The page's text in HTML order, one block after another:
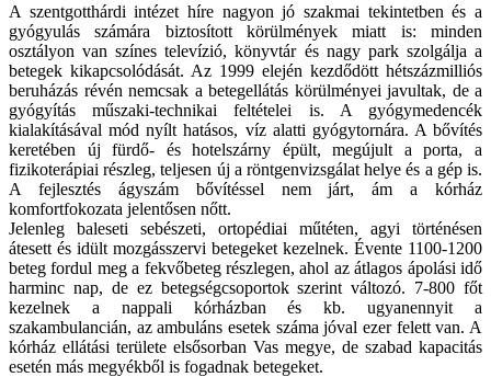
A szentgotthárdi intézet híre nagyon jó szakmai tekintetben és a
gyógyulás számára biztosított körülmények miatt is: minden
osztályon van színes televízió, könyvtár és nagy park szolgálja a
betegek kikapcsolódását. Az 1999 elején kezdődött hétszázmilliós
beruházás révén nemcsak a betegellátás körülményei javultak, de a
gyógyítás műszaki-technikai feltételei is. A gyógymedencék
kialakításával mód nyílt hatásos, víz alatti gyógytornára. A bővítés
keretében új fürdő- és hotelszárny épült, megújult a porta, a
fizikoterápiai részleg, teljesen új a röntgenvizsgálat helye és a gép is.
A fejlesztés ágyszám bővítéssel nem járt, ám a kórház
komfortfokozata jelentősen nőtt.
Jelenleg baleseti sebészeti, ortopédiai műtéten, agyi történésen
átesett és idült mozgásszervi betegeket kezelnek. Évente 1100-1200
beteg fordul meg a fekvőbeteg részlegen, ahol az átlagos ápolási idő
harminc nap, de ez betegségcsoportok szerint változó. 7-800 főt
kezelnek a nappali kórházban és kb. ugyanennyit a
szakambulancián, az ambuláns esetek száma jóval ezer felett van. A
kórház ellátási területe elsősorban Vas megye, de szabad kapacitás
esetén más megyékből is fogadnak betegeket.